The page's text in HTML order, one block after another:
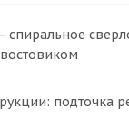
спиральное
подточка